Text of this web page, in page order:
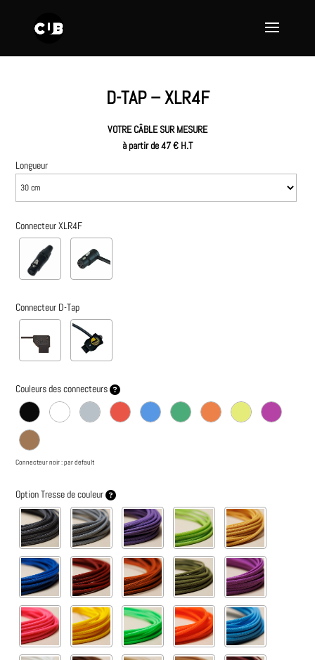
D-TAP – XLR4F
VOTRE CÂBLE SUR MESURE
à partir de 47 € H.T
Longueur
Connecteur XLR4F
Connecteur D-Tap
Couleurs des connecteurs
Connecteur noir : par default
Option Tresse de couleur